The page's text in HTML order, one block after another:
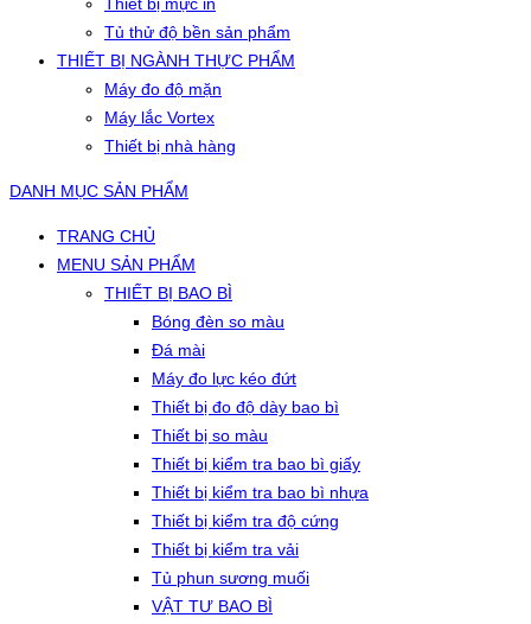
Tủ thử độ bền sản phẩm
THIẾT BỊ NGÀNH THỰC PHẨM
Máy đo độ mặn
Máy lắc Vortex
Thiết bị nhà hàng
DANH MỤC SẢN PHẨM
TRANG CHỦ
MENU SẢN PHẨM
THIẾT BỊ BAO BÌ
Bóng đèn so màu
Đá mài
Máy đo lực kéo đứt
Thiết bị đo độ dày bao bì
Thiết bị so màu
Thiết bị kiểm tra bao bì giấy
Thiết bị kiểm tra bao bì nhựa
Thiết bị kiểm tra độ cứng
Thiết bị kiểm tra vải
Tủ phun sương muối
VẬT TƯ BAO BÌ